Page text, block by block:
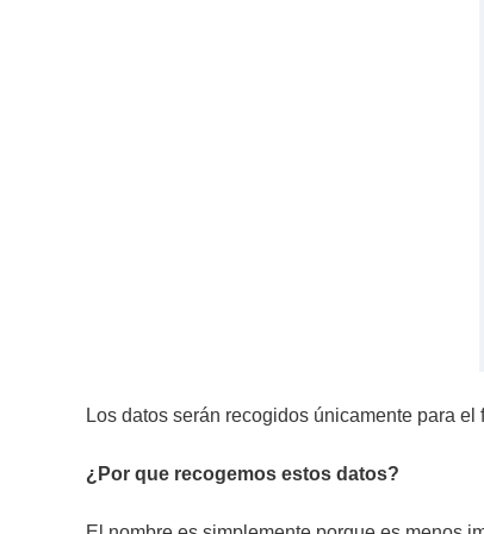
Los datos serán recogidos únicamente para
¿Por que recogemos estos datos?